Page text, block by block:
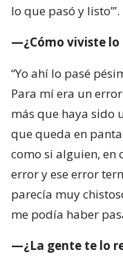
lo que pasó y listo’”.
—¿Cómo viviste lo
“Yo ahí lo pasé
Para mí era un
más que haya sido
que queda en
como si alguien, en
error y ese error
parecía muy
me podía haber
—¿La gente te lo